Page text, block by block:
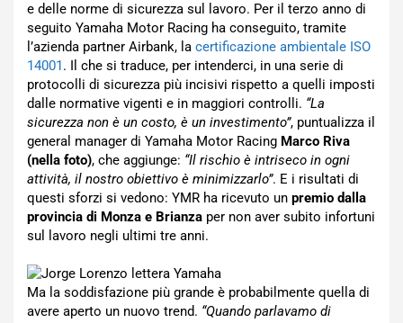
e delle norme di sicurezza sul lavoro. Per il terzo anno di
seguito Yamaha Motor Racing ha conseguito, tramite
l’azienda partner Airbank, la certificazione ambientale ISO
14001. Il che si traduce, per intenderci, in una serie di
protocolli di sicurezza più incisivi rispetto a quelli imposti
dalle normative vigenti e in maggiori controlli. “La
sicurezza non è un costo, è un investimento”, puntualizza il
general manager di Yamaha Motor Racing Marco Riva
(nella foto), che aggiunge: “Il rischio è intriseco in ogni
attività, il nostro obiettivo è minimizzarlo”. E i risultati di
questi sforzi si vedono: YMR ha ricevuto un premio dalla
provincia di Monza e Brianza per non aver subito infortuni
sul lavoro negli ultimi tre anni.
Ma la soddisfazione più grande è probabilmente quella di
avere aperto un nuovo trend. “Quando parlavamo di